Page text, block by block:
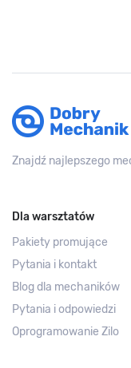
Znajdź najlepszego
Dla warsztatów
Pakiety promujące
Pytania i kontakt
Blog dla mechaników
Pytania i odpowiedzi
Oprogramowanie Zilo